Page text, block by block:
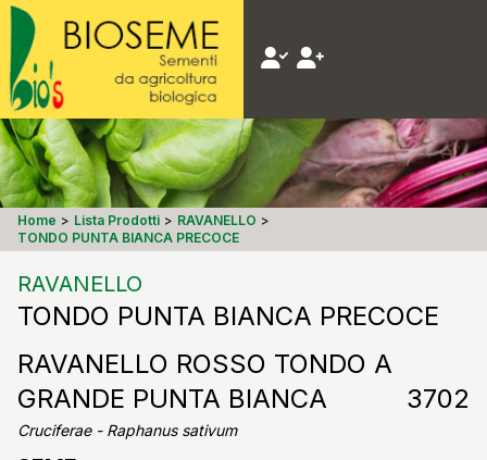
Home > Lista Prodotti > RAVANELLO >
TONDO PUNTA BIANCA PRECOCE
RAVANELLO
TONDO PUNTA BIANCA PRECOCE
RAVANELLO ROSSO TONDO A
GRANDE PUNTA BIANCA
3702
Cruciferae - Raphanus sativum